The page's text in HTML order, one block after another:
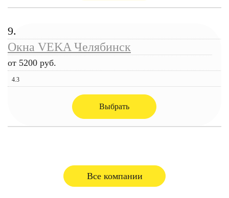
9.
Окна VEKA Челябинск
от 5200 руб.
4.3
Выбрать
Все компании